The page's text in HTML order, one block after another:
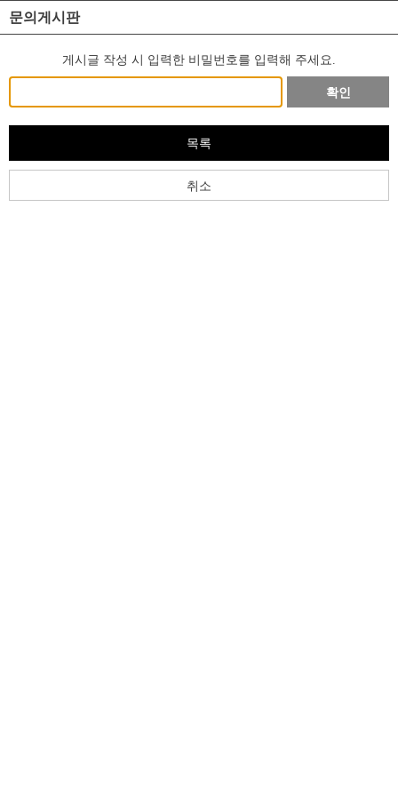
문의게시판
게시글 작성 시 입력한 비밀번호를 입력해 주세요.
확인
목록
취소